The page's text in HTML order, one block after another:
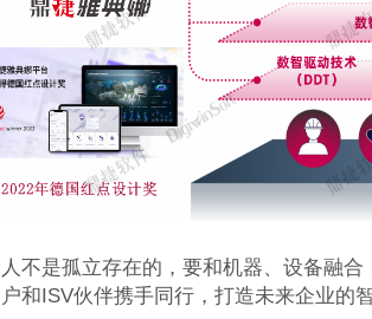
不是孤立存在的，要和机器、设备融
和ISV伙伴携手同行，打造未来企业的